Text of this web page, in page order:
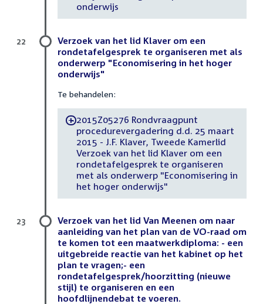
onderwijs
Verzoek van het lid Klaver om een
rondetafelgesprek te organiseren met als
onderwerp "Economisering in het hoger
onderwijs"
Te behandelen:
-2015Z05276 Rondvraagpunt
procedurevergadering d.d. 25 maart
2015 - J.F. Klaver, Tweede Kamerlid
Verzoek van het lid Klaver om een
rondetafelgesprek te organiseren
met als onderwerp "Economisering in
het hoger onderwijs"
22
Verzoek van het lid Van Meenen om naar
aanleiding van het plan van de VO-raad om
te komen tot een maatwerkdiploma: - een
uitgebreide reactie van het kabinet op het
plan te vragen;- een
rondetafelgesprek/hoorzitting (nieuwe
stijl) te organiseren en een
hoofdlijnendebat te voeren.
23